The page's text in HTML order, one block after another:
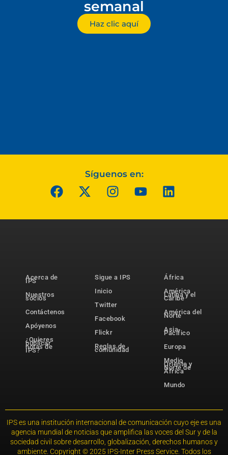
semanal
Haz clic aquí
Síguenos en:
Acerca de
IPS
Nuestros
socios
Contáctenos
Apóyenos
¿Quieres
publicar
notas de
IPS?
Sigue a IPS
Inicio
Twitter
Facebook
Flickr
Reglas de
comunidad
África
América
Latina y el
Caribe
América del
Norte
Asia-
Pacífico
Europa
Medio
Oriente y
Norte de
África
Mundo
IPS es una institución internacional de comunicación cuyo eje es una
agencia mundial de noticias que amplifica las voces del Sur y de la
sociedad civil sobre desarrollo, globalización, derechos humanos y
ambiente. Copyright © 2025 IPS-Inter Press Service. Todos los